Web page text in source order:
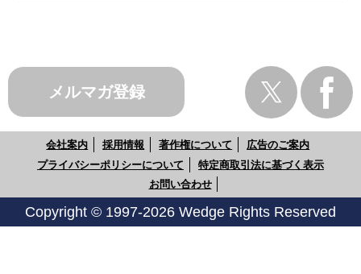
メルマガ登録
会社案内 採用情報 著作権について
広告のご案内
プライバシーポリシーについて
特定商取引法に基づく表示
お問い合わせ
Copyright © 1997-2026 Wedge Rights Reserved